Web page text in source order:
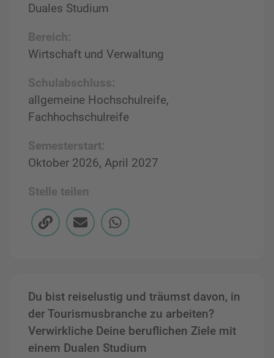
Duales Studium
Bereich:
Wirtschaft und Verwaltung
Schulabschluss:
allgemeine Hochschulreife,
Fachhochschulreife
Semesterstart:
Oktober 2026, April 2027
Stelle teilen
Du bist reiselustig und träumst davon, in
der Tourismusbranche zu arbeiten?
Verwirkliche Deine beruflichen Ziele mit
einem Dualen Studium